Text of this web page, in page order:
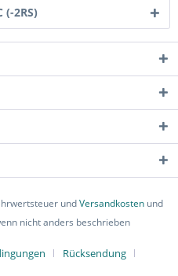
(-2RS)
undVersandkostenund
nicht anders beschrieben
Rücksendung